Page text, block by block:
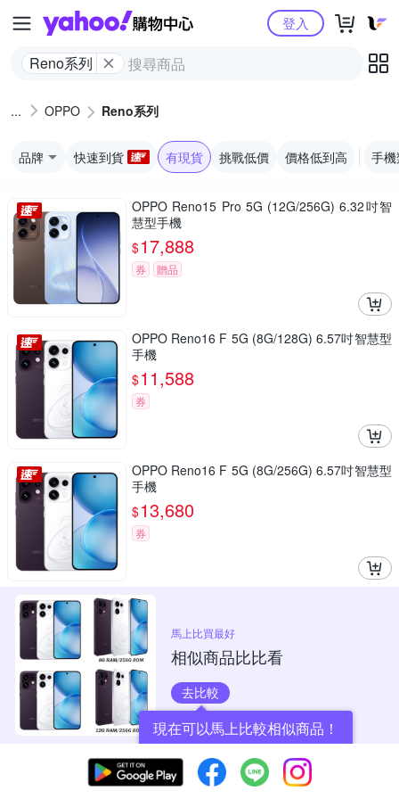
Yahoo購物中心
Reno系列
登入
OPPO Reno系列
品牌 快速到貨 有現貨 挑戰低價 價格低到高 手
OPPO Reno15 Pro 5G (12G/256G) 6.32吋智
慧型手機
$17,888
券 贈品
OPPO Reno16 F 5G (8G/128G) 6.57吋智慧型
手機
$11,588
券
OPPO Reno16 F 5G (8G/256G) 6.57吋智慧型
手機
$13,680
券
馬上比買最好
相似商品比比看
去比較
現在可以馬上比較相似商品！